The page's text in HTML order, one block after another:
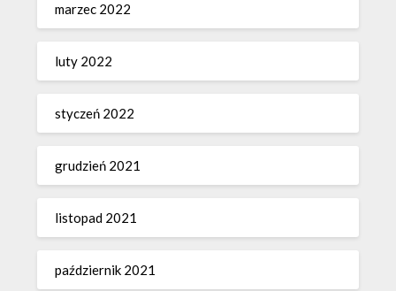
marzec 2022
luty 2022
styczeń 2022
grudzień 2021
listopad 2021
październik 2021